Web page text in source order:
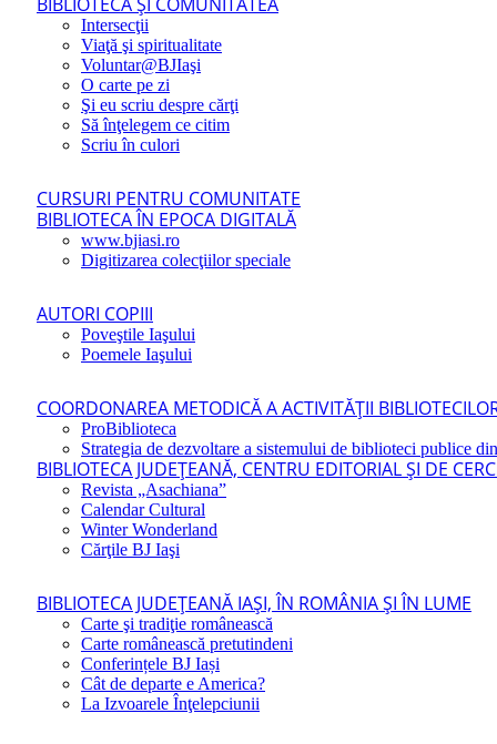
Intersecţii
Viaţă şi spiritualitate
Voluntar@BJIaşi
O carte pe zi
Şi eu scriu despre cărţi
Să înţelegem ce citim
Scriu în culori
CURSURI PENTRU COMUNITATE
BIBLIOTECA ÎN EPOCA DIGITALĂ
www.bjiasi.ro
Digitizarea colecţiilor speciale
AUTORI COPIII
Poveştile Iaşului
Poemele Iaşului
COORDONAREA METODICĂ A ACTIVITĂŢII
ProBiblioteca
Strategia de dezvoltare a sistemului de biblioteci publice
BIBLIOTECA JUDEŢEANĂ, CENTRU EDITORIAL ŞI DE
Revista „Asachiana”
Calendar Cultural
Winter Wonderland
Cărţile BJ Iaşi
BIBLIOTECA JUDEŢEANĂ IAŞI, ÎN ROMÂNIA ŞI ÎN LUME
Carte şi tradiţie românească
Carte românească pretutindeni
Conferințele BJ Iași
Cât de departe e America?
La Izvoarele Înţelepciunii